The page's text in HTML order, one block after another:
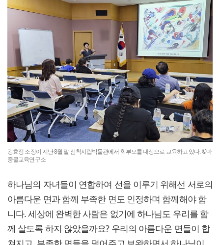
강효정 소장이 지난 8월 말 삼척시립박물관에서 학부모를 대상으로 교육하고 있다. ©마
중물교육연구소
하나님의 자녀들이 연합하여 선을 이루기 위해선 서로의
아름다운 면과 함께 부족한 면도 인정하며 함께해야 합
니다. 세상에 완벽한 사람은 없기에 하나님도 우리를 함
께 살도록 하지 않았을까요? 우리의 아름다운 면들이 합